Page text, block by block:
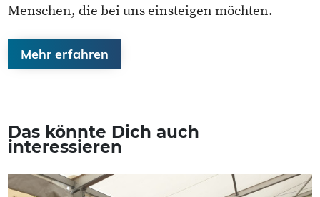
Menschen, die bei uns einsteigen möchten.
Mehr erfahren
Das könnte Dich auch
interessieren